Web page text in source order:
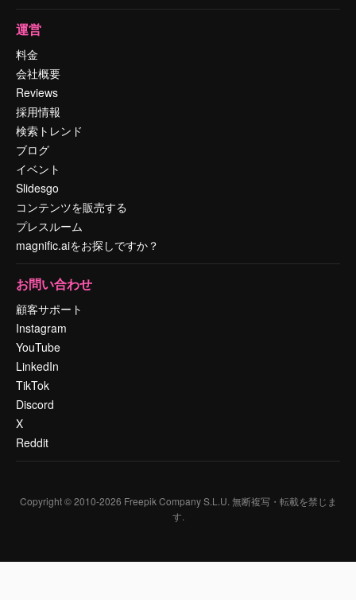
運営
料金
会社概要
Reviews
採用情報
検索トレンド
ブログ
イベント
Slidesgo
コンテンツを販売する
プレスルーム
magnific.aiをお探しですか？
お問い合わせ
顧客サポート
Instagram
YouTube
LinkedIn
TikTok
Discord
X
Reddit
Copyright © 2010-2026 Freepik Company S.L.U. 無断複写・転載を禁じま
す.